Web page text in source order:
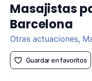
Masajistas
Barcelona
Otras actuaciones,
Guardar en favoritos